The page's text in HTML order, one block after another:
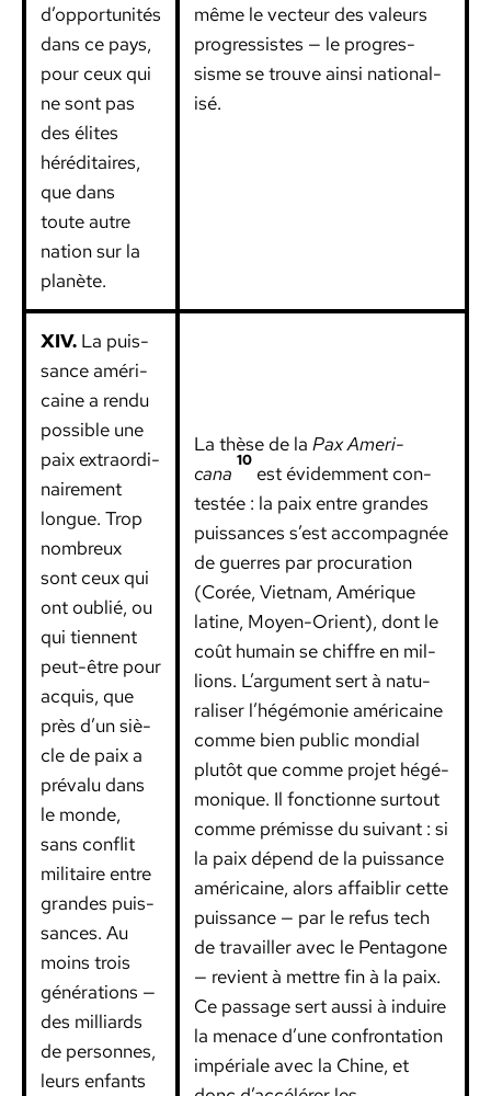
d’opportunités
dans ce pays,
pour ceux qui
ne sont pas
des élites
hérédi­taires,
que dans
toute autre
nation sur la
planète.
même le vecteur des valeurs
pro­gres­sistes — le pro­gres­
sisme se trou­ve ain­si nation­al­
isé.
XIV.La puis­
sance améri­
caine a ren­du
pos­si­ble une
paix extra­or­di­
naire­ment
longue. Trop
nom­breux
sont ceux qui
ont oublié, ou
qui tien­nent
peut-être pour
acquis, que
près d’un siè­
cle de paix a
pré­valu dans
le monde,
sans con­flit
mil­i­taire entre
grandes puis­
sances. Au
moins trois
généra­tions —
des mil­liards
de per­son­nes,
leurs enfants
La thèse de la Pax Amer­i­
cana
10
est évidem­ment con­
testée : la paix entre grandes
puis­sances s’est accom­pa­g­née
de guer­res par procu­ra­tion
(Corée, Viet­nam, Amérique
latine, Moyen-Ori­ent), dont le
coût humain se chiffre en mil­
lions. L’argument sert à nat­u­
ralis­er l’hégémonie améri­caine
comme bien pub­lic mon­di­al
plutôt que comme pro­jet hégé­
monique. Il fonc­tionne surtout
comme prémisse du suiv­ant : si
la paix dépend de la puis­sance
améri­caine, alors affaib­lir cette
puis­sance — par le refus tech
de tra­vailler avec le Pen­tagone
— revient à met­tre fin à la paix.
Ce pas­sage sert aus­si à induire
la men­ace d’une con­fronta­tion
impéri­ale avec la Chine, et